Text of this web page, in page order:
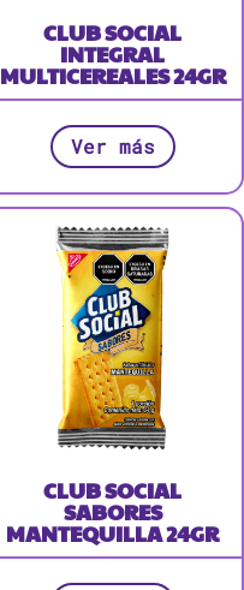
CLUB SOCIAL
INTEGRAL
MULTICEREALES 24GR
Ver más
CLUB SOCIAL
SABORES
MANTEQUILLA 24GR